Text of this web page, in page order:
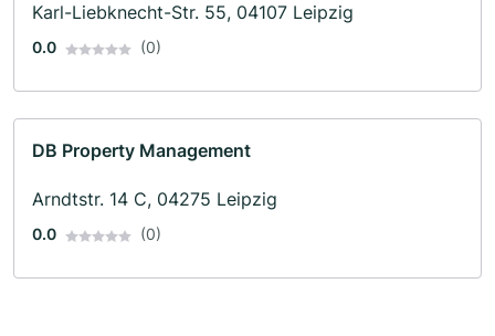
Karl-Liebknecht-Str. 55, 04107 Leipzig
0.0 (0)
DB Property Management
Arndtstr. 14 C, 04275 Leipzig
0.0 (0)